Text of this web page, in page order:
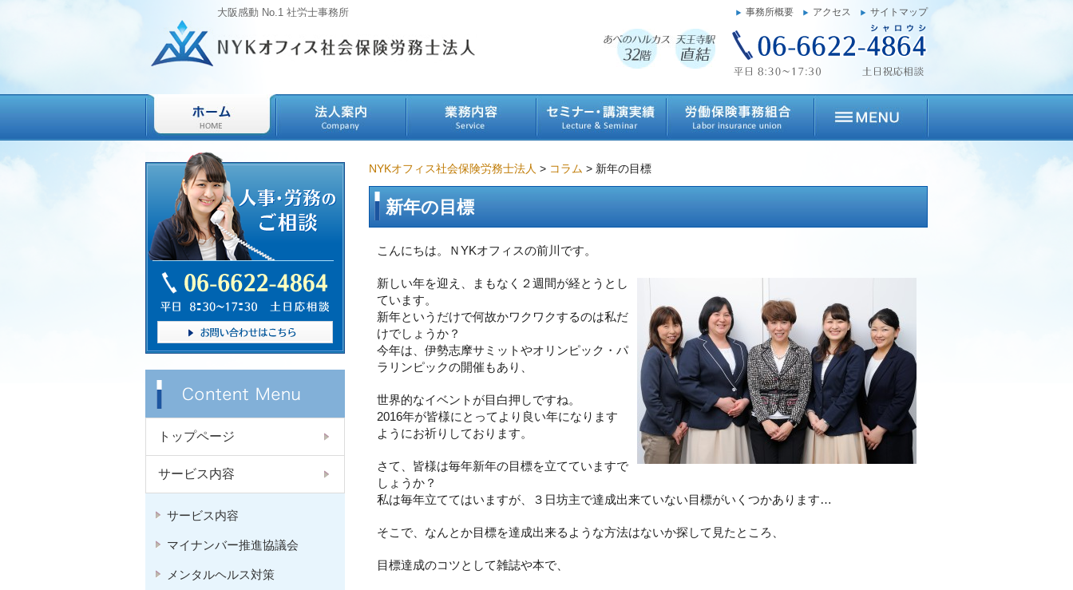
大阪感動 No.1 社労士事務所 サイトマップ
アクセス
事務所概要
NYKオフィス社会保険労務士法人 > コラム > 新年の目標
新年の目標
こんにちは。ＮYKオフィスの前川です。
新しい年を迎え、まもなく２週間が経とうとし
ています。
新年というだけで何故かワクワクするのは私だ
けでしょうか？
今年は、伊勢志摩サミットやオリンピック・パ
ラリンピックの開催もあり、
世界的なイベントが目白押しですね。
2016年が皆様にとってより良い年になります
ようにお祈りしております。
さて、皆様は毎年新年の目標を立てていますで
しょうか？
私は毎年立ててはいますが、３日坊主で達成出来ていない目標がいくつかあります…
そこで、なんとか目標を達成出来るような方法はないか探して見たところ、
目標達成のコツとして雑誌や本で、
トップページ
サービス内容
サービス内容
マイナンバー推進協議会
メンタルヘルス対策